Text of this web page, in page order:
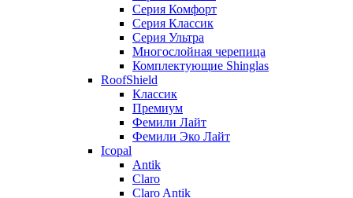
Серия Комфорт
Серия Классик
Серия Ультра
Многослойная черепица
Комплектующие Shinglas
RoofShield
Классик
Премиум
Фемили Лайт
Фемили Эко Лайт
Icopal
Antik
Claro
Claro Antik